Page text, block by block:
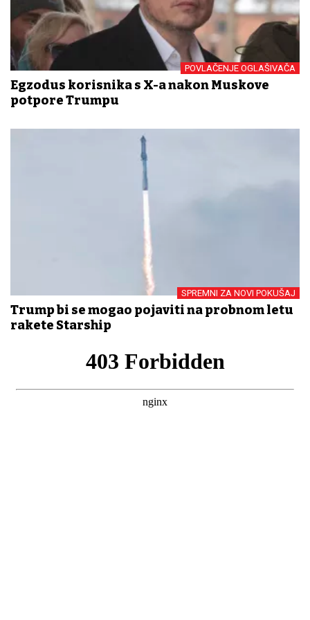
POVLAČENJE OGLAŠIVAČA
Egzodus korisnika s X-a nakon Muskove
potpore Trumpu
SPREMNI ZA NOVI POKUŠAJ
Trump bi se mogao pojaviti na probnom letu
rakete Starship